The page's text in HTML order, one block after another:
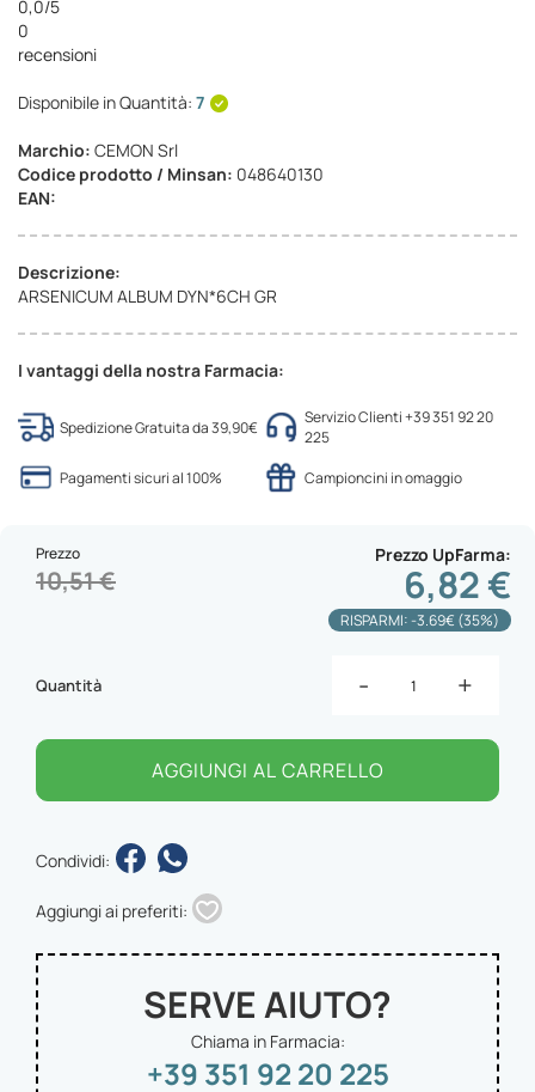
0,0/5
0
recensioni
Disponibile in Quantità: 7
Marchio: CEMON Srl
Codice prodotto / Minsan: 048640130
EAN:
Descrizione:
ARSENICUM ALBUM DYN*6CH GR
I vantaggi della nostra Farmacia:
Spedizione Gratuita da 39,90€
Servizio Clienti +39 351 92 20
225
Pagamenti sicuri al 100%
Campioncini in omaggio
Prezzo UpFarma
6,82 €
Prezzo
10,51 €
RISPARMI: -3.69€ (35%)
Quantità - +
AGGIUNGI AL CARRELLO
Condividi:
Aggiungi ai preferiti:
SERVE AIUTO?
Chiama in Farmacia:
+39 351 92 20 225